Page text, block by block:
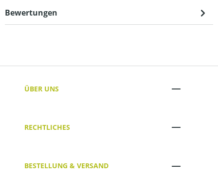
Bewertungen
ÜBER UNS
RECHTLICHES
BESTELLUNG & VERSAND